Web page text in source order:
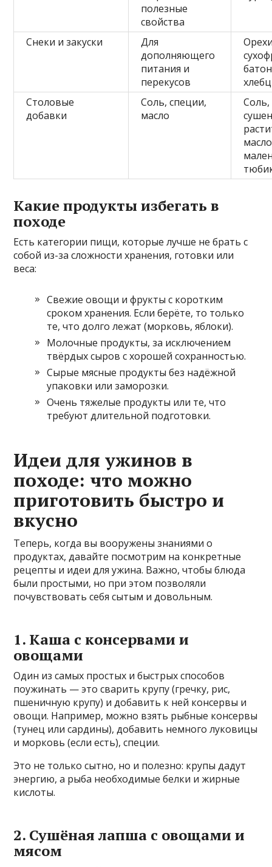
полезные
свойства
Снеки и закуски
Для
дополняющего
питания и
перекусов
Столовые
добавки
Соль, специи,
масло
Какие продукты избегать в
походе
Есть категории пищи, которые лучше не брать с
собой из-за сложности хранения, готовки или
веса:
Свежие овощи и фрукты с коротким
сроком хранения. Если берёте, то только
те, что долго лежат (морковь, яблоки).
Молочные продукты, за исключением
твёрдых сыров с хорошей сохранностью.
Сырые мясные продукты без надёжной
упаковки или заморозки.
Очень тяжелые продукты или те, что
требуют длительной подготовки.
Идеи для ужинов в
походе: что можно
приготовить быстро и
вкусно
Теперь, когда вы вооружены знаниями о
продуктах, давайте посмотрим на конкретные
рецепты и идеи для ужина. Важно, чтобы блюда
были простыми, но при этом позволяли
почувствовать себя сытым и довольным.
1. Каша с консервами и
овощами
Один из самых простых и быстрых способов
поужинать — это сварить крупу (гречку, рис,
пшеничную крупу) и добавить к ней консервы и
овощи. Например, можно взять рыбные консервы
(тунец или сардины), добавить немного луковицы
и морковь (если есть), специи.
Это не только сытно, но и полезно: крупы дадут
энергию, а рыба необходимые белки и жирные
кислоты.
2. Сушёная лапша с овощами и
мясом